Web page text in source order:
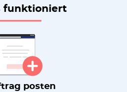
funktioniert
posten